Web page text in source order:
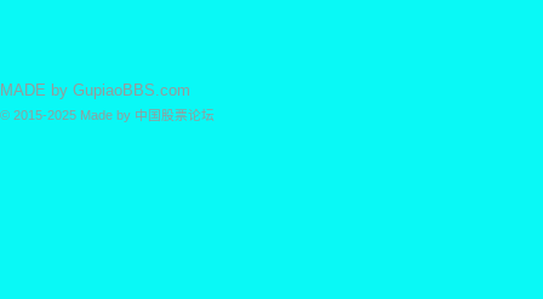
MADE by GupiaoBBS.com
© 2015-2025 Made by 中国股票论坛